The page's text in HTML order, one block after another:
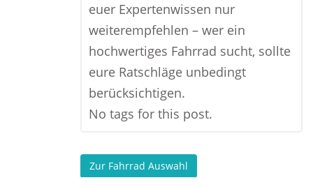
euer Expertenwissen nur
weiterempfehlen – wer ein
hochwertiges Fahrrad sucht, sollte
eure Ratschläge unbedingt
berücksichtigen.
No tags for this post.
Zur Fahrrad Auswahl